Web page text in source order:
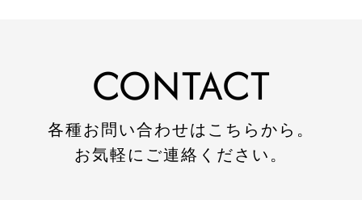
CONTACT
各種お問い合わせはこちらから。
お気軽にご連絡ください。